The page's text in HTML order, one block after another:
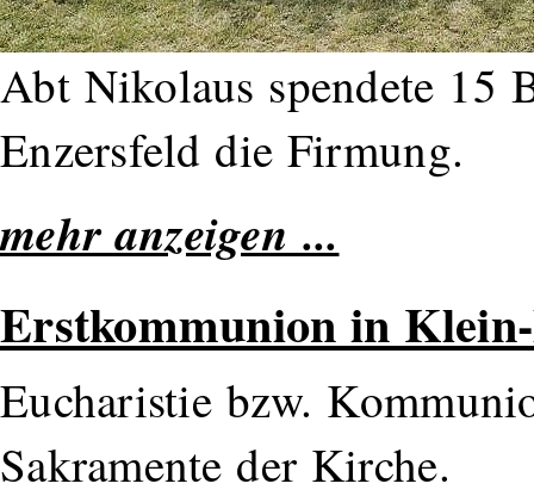
Abt Nikolaus spendete 15
Enzersfeld die Firmung.
mehr anzeigen ...
Erstkommunion in
Eucharistie bzw.
Sakramente der Kirche.